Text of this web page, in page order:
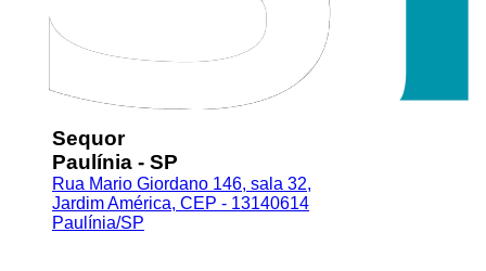
Sequor
Paulínia - SP
Rua Mario Giordano 146, sala 32,
Jardim América, CEP - 13140614
Paulínia/SP